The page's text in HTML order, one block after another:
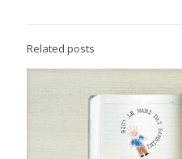
Related posts